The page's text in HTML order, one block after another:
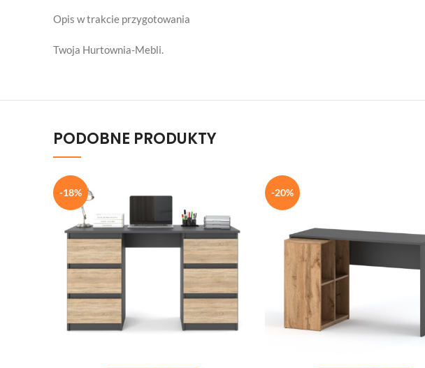
Opis w trakcie przygotowania
Twoja Hurtownia-Mebli.
PODOBNE PRODUKTY
-18% -20%